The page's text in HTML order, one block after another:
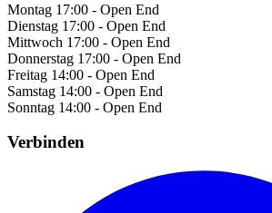
Montag 17:00 - Open End
Dienstag 17:00 - Open End
Mittwoch 17:00 - Open End
Donnerstag 17:00 - Open End
Freitag 14:00 - Open End
Samstag 14:00 - Open End
Sonntag 14:00 - Open End
Verbinden